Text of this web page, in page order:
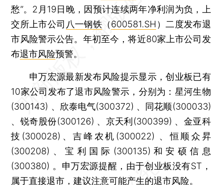
愁”。2月19日晚，因预计连续两年净利润为负，上
交所上市公司 八一钢铁 （600581.SH ）二度发布退
市风险警示公告。年初至今，将近80家上市公司发
布退市风险预警。
申万宏源最新发布风险提示显示，创业板已有
10家公司发布了退市风险警示，分别为：星河生物
(300143) 、欣泰电气(300372) 、同花顺(300033)
、锐奇股份(300126) 、京天利(300399) 、金亚科
技(300028)、吉峰农机(300022) 、恒顺众昇
(300208)、宝利国际(300135)和安硕信息
(300380) 。申万宏源提醒，由于创业板没有ST，
属于直接退市，建议注意可能产生的退市风险。